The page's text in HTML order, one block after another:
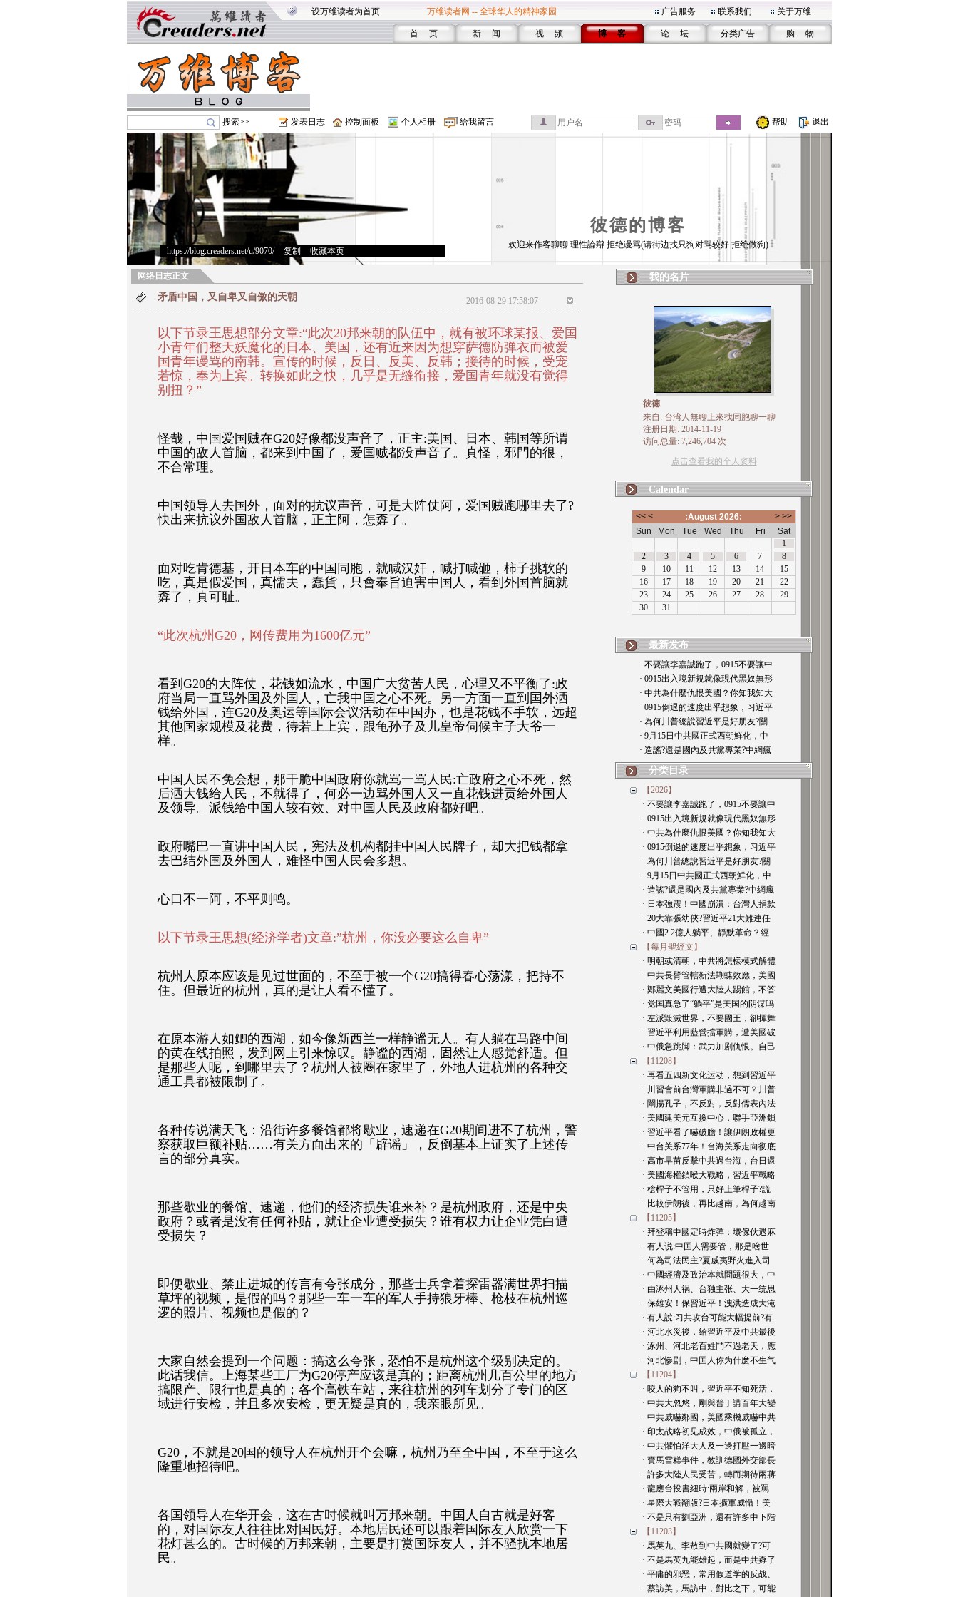
设万维读者为首页 万维读者网 -- 全球华人的精神家园 广告服务 联系我们 关于万维
首 页 新 闻 视 频 博 客 论 坛 分类广告 购 物
搜索>> 发表日志 控制面板 个人相册 给我留言 帮助 退出
彼德的博客
https://blog.creaders.net/u/9070/> 复制 收藏本页
欢迎来作客聊聊.理性論辯.拒绝谩骂(请街边找只狗对骂较好.拒绝做狗)
网络日志正文
矛盾中国，又自卑又自傲的天朝 2016-08-29 17:58:07
以下节录王思想部分文章:“此次20邦来朝的队伍中，就有被环球某报、爱国
小青年们整天妖魔化的日本、美国，还有近来因为想穿萨德防弹衣而被爱
国青年谩骂的南韩。宣传的时候，反日、反美、反韩；接待的时候，受宠
若惊，奉为上宾。转换如此之快，几乎是无缝衔接，爱国青年就没有觉得
别扭？”
怪哉，中国爱国贼在G20好像都没声音了，正主:美国、日本、韩国等所谓
中国的敌人首脑，都来到中国了，爱国贼都没声音了。真怪，邪門的很，
不合常理。
中国领导人去国外，面对的抗议声音，可是大阵仗阿，爱国贼跑哪里去了?
快出来抗议外国敌人首脑，正主阿，怎孬了。
面对吃肯德基，开日本车的中国同胞，就喊汉奸，喊打喊砸，柿子挑软的
吃，真是假爱国，真懦夫，蠢貨，只會奉旨迫害中国人，看到外国首脑就
孬了，真可耻。
“此次杭州G20，网传费用为1600亿元”
看到G20的大阵仗，花钱如流水，中国广大贫苦人民，心理又不平衡了:政
府当局一直骂外国及外国人，亡我中国之心不死。另一方面一直到国外洒
钱给外国，连G20及奥运等国际会议活动在中国办，也是花钱不手软，远超
其他国家规模及花费，待若上上宾，跟龟孙子及儿皇帝伺候主子大爷一
样。
中国人民不免会想，那干脆中国政府你就骂一骂人民:亡政府之心不死，然
后洒大钱给人民，不就得了，何必一边骂外国人又一直花钱进贡给外国人
及领导。派钱给中国人较有效、对中国人民及政府都好吧。
政府嘴巴一直讲中国人民，宪法及机构都挂中国人民牌子，却大把钱都拿
去巴结外国及外国人，难怪中国人民会多想。
心口不一阿，不平则鸣。
以下节录王思想(经济学者)文章:”杭州，你没必要这么自卑”
杭州人原本应该是见过世面的，不至于被一个G20搞得春心荡漾，把持不
住。但最近的杭州，真的是让人看不懂了。
在原本游人如鲫的西湖，如今像新西兰一样静谧无人。有人躺在马路中间
的黄在线拍照，发到网上引来惊叹。静谧的西湖，固然让人感觉舒适。但
是那些人呢，到哪里去了？杭州人被圈在家里了，外地人进杭州的各种交
通工具都被限制了。
各种传说满天飞：沿街许多餐馆都将歇业，速递在G20期间进不了杭州，警
察获取巨额补贴……有关方面出来的「辟谣」，反倒基本上证实了上述传
言的部分真实。
那些歇业的餐馆、速递，他们的经济损失谁来补？是杭州政府，还是中央
政府？或者是没有任何补贴，就让企业遭受损失？谁有权力让企业凭白遭
受损失？
即便歇业、禁止进城的传言有夸张成分，那些士兵拿着探雷器满世界扫描
草坪的视频，是假的吗？那些一车一车的军人手持狼牙棒、枪枝在杭州巡
逻的照片、视频也是假的？
大家自然会提到一个问题：搞这么夸张，恐怕不是杭州这个级别决定的。
此话我信。上海某些工厂为G20停产应该是真的；距离杭州几百公里的地方
搞限产、限行也是真的；各个高铁车站，来往杭州的列车划分了专门的区
域进行安检，并且多次安检，更无疑是真的，我亲眼所见。
G20，不就是20国的领导人在杭州开个会嘛，杭州乃至全中国，不至于这么
隆重地招待吧。
各国领导人在华开会，这在古时候就叫万邦来朝。中国人自古就是好客
的，对国际友人往往比对国民好。本地居民还可以跟着国际友人欣赏一下
花灯甚么的。古时候的万邦来朝，主要是打赏国际友人，并不骚扰本地居
民。
我的名片
彼德
来自: 台湾人無聊上來找同胞聊一聊
注册日期: 2014-11-19
访问总量: 7,246,704 次
点击查看我的个人资料
Calendar
最新发布
· 不要讓李嘉誠跑了，0915不要讓中
· 0915出入境新規就像現代黑奴無形
· 中共為什麼仇恨美國？你知我知大
· 0915倒退的速度出乎想象，习近平
· 為何川普總說習近平是好朋友?關
· 9月15日中共國正式西朝鮮化，中
· 造謠?還是國內及共黨專業?中網瘋
分类目录
【2026】
· 不要讓李嘉誠跑了，0915不要讓中
· 0915出入境新規就像現代黑奴無形
· 中共為什麼仇恨美國？你知我知大
· 0915倒退的速度出乎想象，习近平
· 為何川普總說習近平是好朋友?關
· 9月15日中共國正式西朝鮮化，中
· 造謠?還是國內及共黨專業?中網瘋
· 日本強震！中國崩潰：台灣人捐款
· 20大靠張幼俠?習近平21大難連任
· 中國2.2億人躺平、靜默革命？經
【每月聖經文】
· 明朝或清朝，中共將怎樣模式解體
· 中共長臂管轄新法蝴蝶效應，美國
· 鄭麗文美國行遭大陸人踢館，不答
· 党国真急了“躺平”是美国的阴谋吗
· 左派毀滅世界，不要國王，卻揮舞
· 習近平利用藍營擋軍購，遭美國破
· 中俄急跳脚：武力加剧仇恨。自己
【11208】
· 再看五四新文化运动，想到習近平
· 川習會前台灣軍購非過不可？川普
· 闡揚孔子，不反對，反對儒表內法
· 美國建美元互換中心，聯手亞洲鎖
· 習近平看了嚇破膽！讓伊朗政權更
· 中台关系77年！台海关系走向彻底
· 高市早苗反擊中共過台海，台日還
· 美國海權鎖喉大戰略，習近平戰略
· 槍桿子不管用，只好上筆桿子?謊
· 比較伊朗後，再比越南，為何越南
【11205】
· 拜登稱中國定時炸彈：壞傢伙遇麻
· 有人说:中国人需要管，那是啥世
· 何為司法民主?夏威夷野火進入司
· 中國經濟及政治本就問題很大，中
· 由涿州人祸、台独主张、大一统思
· 保雄安！保習近平！洩洪造成大淹
· 有人說:习共攻台可能大幅提前?有
· 河北水災後，給習近平及中共最後
· 涿州、河北老百姓鬥不過老天，應
· 河北惨剧，中国人你为什麽不生气
【11204】
· 咬人的狗不叫，習近平不知死活，
· 中共大忽悠，剛與普丁講百年大變
· 中共威嚇鄰國，美國乘機威嚇中共
· 印太战略初见成效，中俄被孤立，
· 中共懼怕洋大人及一邊打壓一邊暗
· 寶馬雪糕事件，教訓德國外交部長
· 許多大陸人民受苦，轉而期待兩蔣
· 龍應台投書紐時:兩岸和解，被罵
· 星際大戰翻版?日本擴軍威懾！美
· 不是只有劉亞洲，還有許多中下階
【11203】
· 馬英九、李敖到中共國就變了?可
· 不是馬英九能雄起，而是中共孬了
· 平庸的邪恶，常用假道学的反战、
· 蔡訪美，馬訪中，對比之下，可能